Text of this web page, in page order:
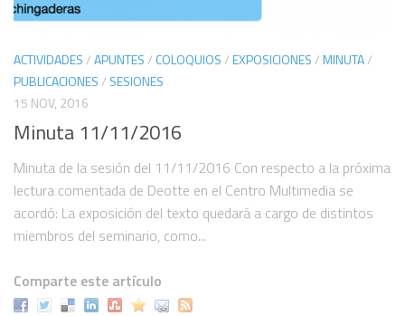
Dossier Filosofía de la tecnología
Canal de video
Coloquio 2015 “Pensamiento y tecnología”
Mesa en el Coloquio “La filosofía en el bachillerato mexicano” 2016
Coloquio 2018 “Tecnología: cuerpos y violencias”
Video para “Post-Internet Philosophy: exhibition of semester
projects”
Jornadas de análisis de paradigmas enciclopédicos en Internet
Jam de improvisación conceptual
ACTIVIDADES/APUNTES/ COLOQUIOS/EXPOSICIONES/MINUTA/
PUBLICACIONES/ SESIONES
15 NOV, 2016
Minuta 11/11/2016
Minuta de la sesión del 11/11/2016 Con respecto a la próxima
lectura comentada de Deotte en el Centro Multimedia se
acordó: La exposición del texto quedará a cargo de distintos
miembros del seminario, como...
Comparte este artículo